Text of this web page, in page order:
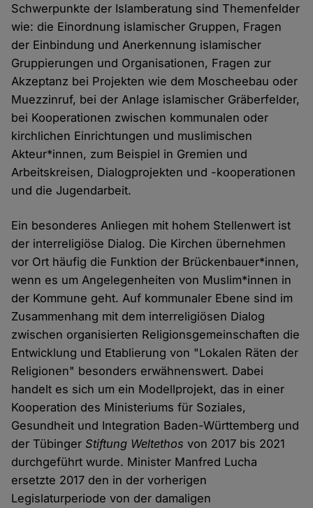
Schwerpunkte der Islamberatung sind Themenfelder
wie: die Einordnung islamischer Gruppen, Fragen
der Einbindung und Anerkennung islamischer
Gruppierungen und Organisationen, Fragen zur
Akzeptanz bei Projekten wie dem Moscheebau oder
Muezzinruf, bei der Anlage islamischer Gräberfelder,
bei Kooperationen zwischen kommunalen oder
kirchlichen Einrichtungen und muslimischen
Akteur*innen, zum Beispiel in Gremien und
Arbeitskreisen, Dialogprojekten und -kooperationen
und die Jugendarbeit.
Ein besonderes Anliegen mit hohem Stellenwert ist
der interreligiöse Dialog. Die Kirchen übernehmen
vor Ort häufig die Funktion der Brückenbauer*innen,
wenn es um Angelegenheiten von Muslim*innen in
der Kommune geht. Auf kommunaler Ebene sind im
Zusammenhang mit dem interreligiösen Dialog
zwischen organisierten Religionsgemeinschaften die
Entwicklung und Etablierung von "Lokalen Räten der
Religionen" besonders erwähnenswert. Dabei
handelt es sich um ein Modellprojekt, das in einer
Kooperation des Ministeriums für Soziales,
Gesundheit und Integration Baden-Württemberg und
der TübingerStiftung Weltethos von 2017 bis 2021
durchgeführt wurde. Minister Manfred Lucha
ersetzte 2017 den in der vorherigen
Legislaturperiode von der damaligen